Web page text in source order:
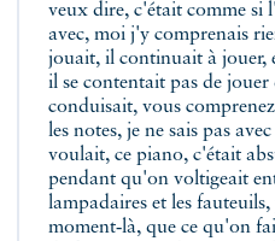
veux dire, c'était comme si
avec, moi j'y comprenais
jouait, il continuait à jouer,
il se contentait pas de jouer
conduisait, vous
les notes, je ne sais pas
voulait, ce piano, c'était
pendant qu'on voltigeait
lampadaires et les
moment‑là, que ce qu'on